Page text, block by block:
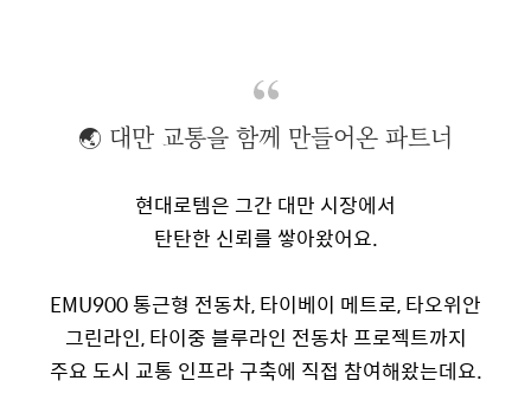
🌏 대만 교통을 함께 만들어온 파트너
현대로템은 그간 대만 시장에서
탄탄한 신뢰를 쌓아왔어요.
EMU900통근형 전동차,타이베이 메트로,타오위안
그린라인,타이중 블루라인 전동차 프로젝트까지
주요 도시 교통 인프라 구축에 직접 참여해왔는데요.